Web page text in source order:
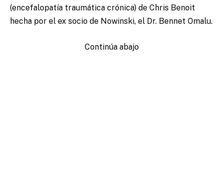
(encefalopatía traumática crónica) de Chris Benoit
hecha por el ex socio de Nowinski, el Dr. Bennet Omalu.
Continúa abajo